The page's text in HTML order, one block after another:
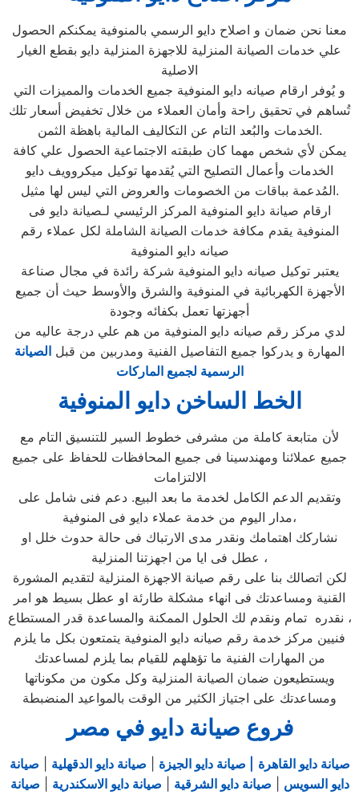
معنا نحن ضمان و اصلاح دايو الرسمي بالمنوفية يمكنكم الحصول
علي خدمات الصيانة المنزلية للاجهزة المنزلية دايو بقطع الغيار
الاصلية
و يُوفر ارقام صيانه دايو المنوفية جميع الخدمات والمميزات التي
تُساهم في تحقيق راحة وأمان العملاء من خلال تخفيض أسعار تلك
الخدمات والبُعد التام عن التكاليف المالية باهظة الثمن.
يمكن لأي شخص مهما كان طبقته الاجتماعية الحصول علي كافة
الخدمات وأعمال التصليح التي يُقدمها توكيل ميكروويف دايو
المُدعمة بباقات من الخصومات والعروض التي ليس لها مثيل.
ارقام صيانة دايو المنوفية المركز الرئيسي لـصيانة دايو فى
المنوفية يقدم مكافة خدمات الصيانة الشاملة لكل عملاء رقم
صيانه دايو المنوفية
يعتبر توكيل صيانه دايو المنوفية شركة رائدة في مجال صناعة
الأجهزة الكهربائية في المنوفية والشرق والأوسط حيث أن جميع
أجهزتها تعمل بكفائه وجودة
لدي مركز رقم صيانه دايو المنوفية من هم علي درجة عاليه من
المهارة و يدركوا جميع التفاصيل الفنية ومدربين من قبل الصيانة
الرسمية لجميع الماركات
الخط الساخن دايو المنوفية
لأن متابعة كاملة من مشرفى خطوط السير للتنسيق التام مع
جميع عملائنا ومهندسينا فى جميع المحافظات للحفاظ على جميع
الالتزامات
وتقديم الدعم الكامل لخدمة ما بعد البيع. دعم فنى شامل على
مدار اليوم من خدمة عملاء دايو فى المنوفية،
نشاركك اهتمامك ونقدر مدى الارتباك فى حالة حدوث خلل او
عطل فى ايا من اجهزتنا المنزلية ،
لكن اتصالك بنا على رقم صيانة الاجهزة المنزلية لتقديم المشورة
القنية ومساعدتك فى انهاء مشكلة طارئة او عطل بسيط هو امر
نقدره تمام ونقدم لك الحلول الممكنة والمساعدة قدر المستطاع ،
فنيين مركز خدمة رقم صيانه دايو المنوفية يتمتعون بكل ما يلزم
من المهارات الفنية ما تؤهلهم للقيام بما يلزم لمساعدتك
ويستطيعون ضمان الصيانة المنزلية وكل مكون من مكوناتها
ومساعدتك على اجتياز الكثير من الوقت بالمواعيد المنضبطة
فروع صيانة دايو في مصر
صيانة دايو القاهرة | صيانة دايو الجيزة صيانة دايو الدقهلية
صيانة
دايو السويس
صيانة دايو الشرقية صيانة دايو الاسكندرية
صيانة